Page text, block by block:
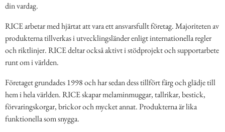
din vardag.
RICE arbetar med hjärtat att vara ett ansvarsfullt företag. Majoriteten av
produkterna tillverkas i utvecklingsländer enligt internationella regler
och riktlinjer. RICE deltar också aktivt i stödprojekt och supportarbete
runt om i världen.
Företaget grundades 1998 och har sedan dess tillfört färg och glädje till
hem i hela världen. RICE skapar melaminmuggar, tallrikar, bestick,
förvaringskorgar, brickor och mycket annat. Produkterna är lika
funktionella som snygga.